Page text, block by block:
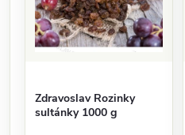
Zdravoslav Rozinky
sultánky 1000 g